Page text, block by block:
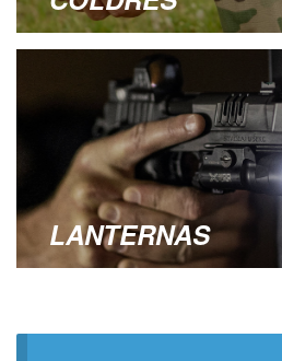
LANTERNAS